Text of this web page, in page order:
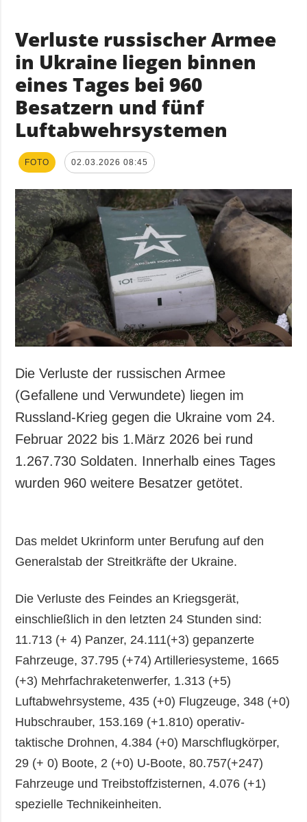
Verluste russischer Armee
in Ukraine liegen binnen
eines Tages bei 960
Besatzern und fünf
Luftabwehrsystemen
FOTO 02.03.2026 08:45
Die Verluste der russischen Armee
(Gefallene und Verwundete) liegen im
Russland-Krieg gegen die Ukraine vom 24.
Februar 2022 bis 1.März 2026 bei rund
1.267.730 Soldaten. Innerhalb eines Tages
wurden 960 weitere Besatzer getötet.
Das meldet Ukrinform unter Berufung auf den
Generalstab der Streitkräfte der Ukraine.
Die Verluste des Feindes an Kriegsgerät,
einschließlich in den letzten 24 Stunden sind:
11.713 (+ 4) Panzer, 24.111(+3) gepanzerte
Fahrzeuge, 37.795 (+74) Artilleriesysteme, 1665
(+3) Mehrfachraketenwerfer, 1.313 (+5)
Luftabwehrsysteme, 435 (+0) Flugzeuge, 348 (+0)
Hubschrauber, 153.169 (+1.810) operativ-
taktische Drohnen, 4.384 (+0) Marschflugkörper,
29 (+ 0) Boote, 2 (+0) U-Boote, 80.757(+247)
Fahrzeuge und Treibstoffzisternen, 4.076 (+1)
spezielle Technikeinheiten.